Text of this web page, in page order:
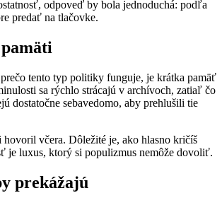
odpoveď by bola jednoduchá: podľa
predať na tlačovke.
tento typ politiky funguje, je krátka pamäť
sa rýchlo strácajú v archívoch, zatiaľ čo
dostatočne sebavedomo, aby prehlušili tie
hovoril včera. Dôležité je, ako hlasno kričíš
je luxus, ktorý si populizmus nemôže dovoliť.
prekážajú